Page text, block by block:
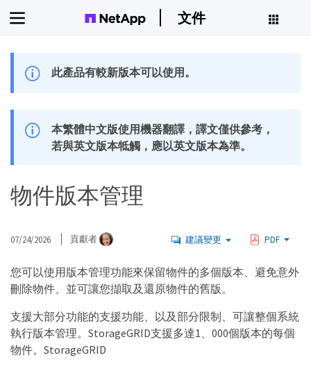
文件
此產品有較新版本可以使用。
本繁體中文版使用機器翻譯，譯文僅供參考，
若與英文版本牴觸，應以英文版本為準。
物件版本管理
07/24/2026 貢獻者 建議變更 PDF
您可以使用版本管理功能來保留物件的多個版本、避免意外
刪除物件、並可讓您擷取及還原物件的舊版。
支援大部分功能的支援功能、以及部分限制、可讓整個系統
執行版本管理。StorageGRID支援多達1、000個版本的每個
物件。StorageGRID